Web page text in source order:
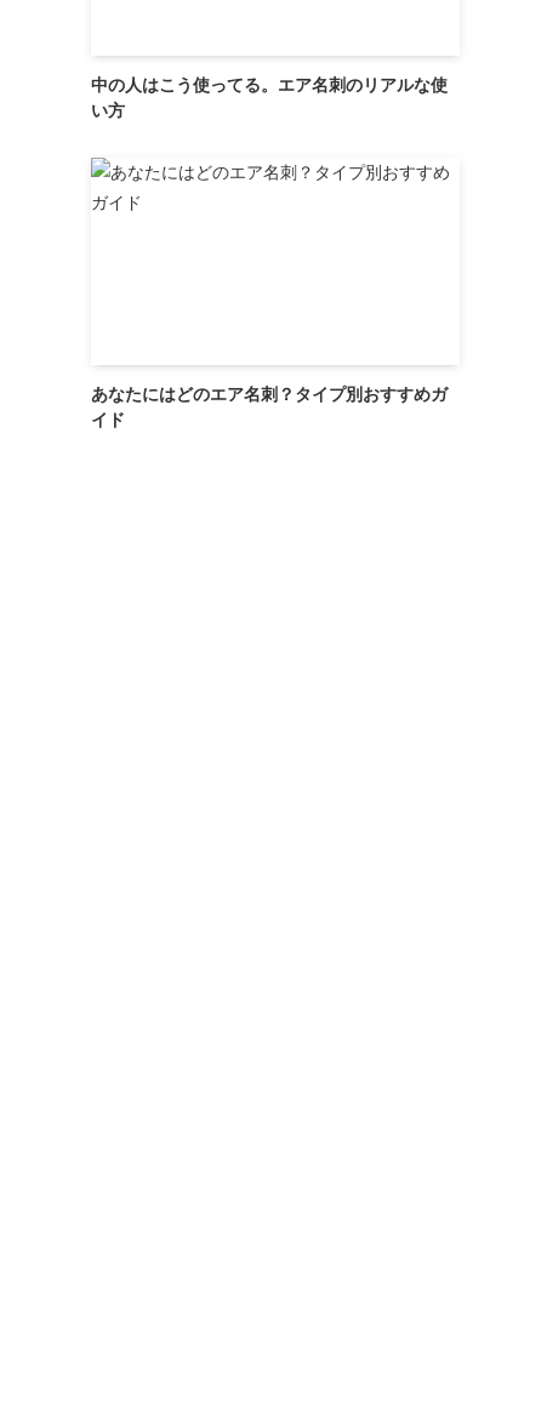
中の人はこう使ってる。エア名刺のリアルな使
い方
あなたにはどのエア名刺？タイプ別おすすめガ
イド